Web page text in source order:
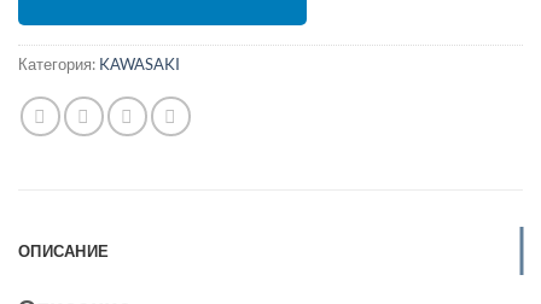
Категория: KAWASAKI
ОПИСАНИЕ